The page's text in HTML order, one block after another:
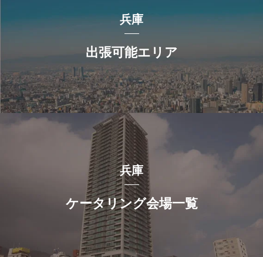
兵庫
出張可能エリア
兵庫
ケータリング会場一覧